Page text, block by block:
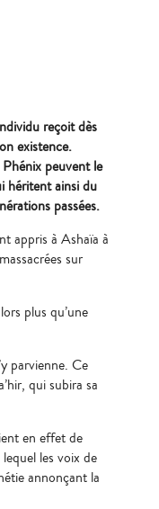
reçoit dès
existence.
peuvent le
héritent ainsi du
passées.
appris à Ashaïa à
sur
plus qu’une
parvienne. Ce
qui subira sa
en effet de
les voix de
annonçant la